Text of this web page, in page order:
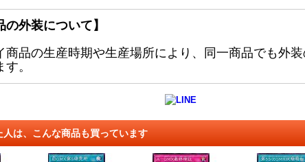
の外装について】
商品の生産時期や生産場所により、同一商品でも外
。
人は、こんな商品も買っています